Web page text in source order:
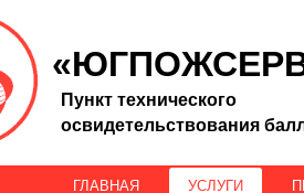
Пункт технического
освидетельствования
ГЛАВНАЯ УСЛУГИ